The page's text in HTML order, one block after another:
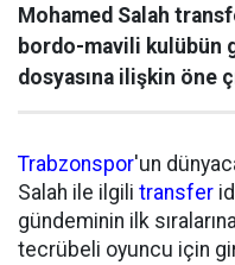
Mohamed Salah
bordo-mavili kulübün
dosyasına ilişkin öne
Trabzonspor'un
Salah ile ilgili transfer
gündeminin ilk
tecrübeli oyuncu için